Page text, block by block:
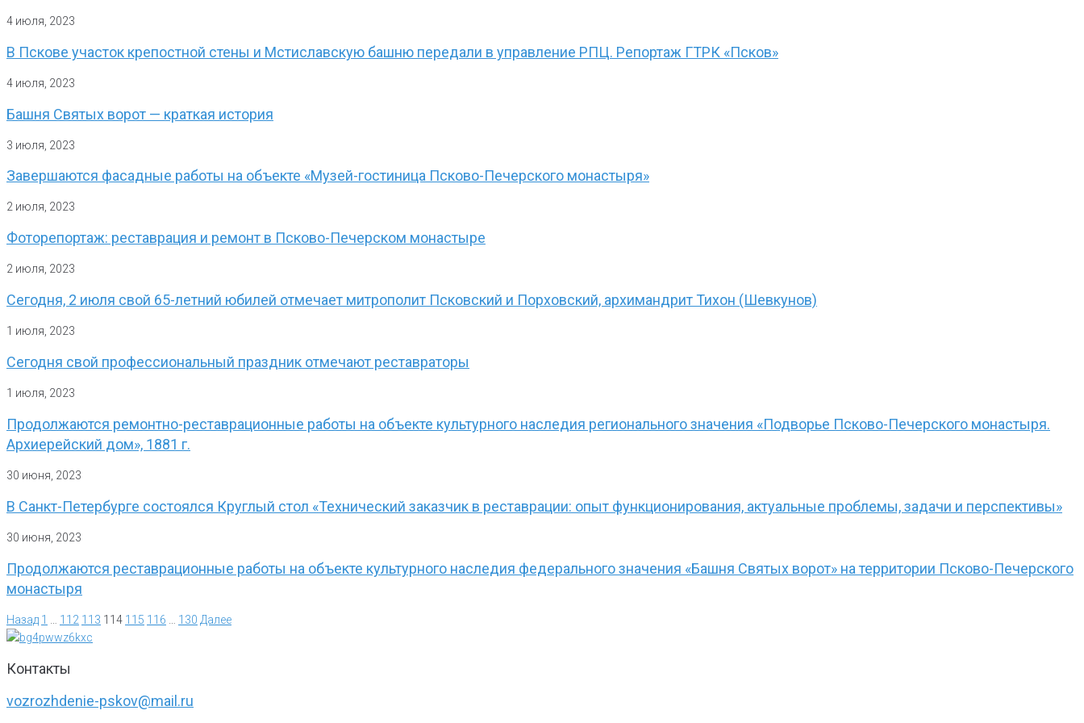
4 июля, 2023
В Пскове участок крепостной стены и Мстиславскую башню передали в управление РПЦ. Репортаж ГТРК «Псков»
4 июля, 2023
Башня Святых ворот — краткая история
3 июля, 2023
Завершаются фасадные работы на объекте «Музей-гостиница Псково-Печерского монастыря»
2 июля, 2023
Фоторепортаж: реставрация и ремонт в Псково-Печерском монастыре
2 июля, 2023
Сегодня, 2 июля свой 65-летний юбилей отмечает митрополит Псковский и Порховский, архимандрит Тихон (Шевкунов)
1 июля, 2023
Сегодня свой профессиональный праздник отмечают реставраторы
1 июля, 2023
Продолжаются ремонтно-реставрационные работы на объекте культурного наследия регионального значения «Подворье Псково-Печерского монастыря.
Архиерейский дом», 1881 г.
30 июня, 2023
В Санкт-Петербурге состоялся Круглый стол «Технический заказчик в реставрации: опыт функционирования, актуальные проблемы, задачи и перспективы»
30 июня, 2023
Продолжаются реставрационные работы на объекте культурного наследия федерального значения «Башня Святых ворот» на территории Псково-Печерского
монастыря
Назад 1 112 113 114 115 116 130 Далее
Контакты
vozrozhdenie-pskov@mail.ru